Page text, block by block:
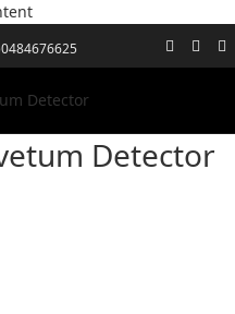
Detector